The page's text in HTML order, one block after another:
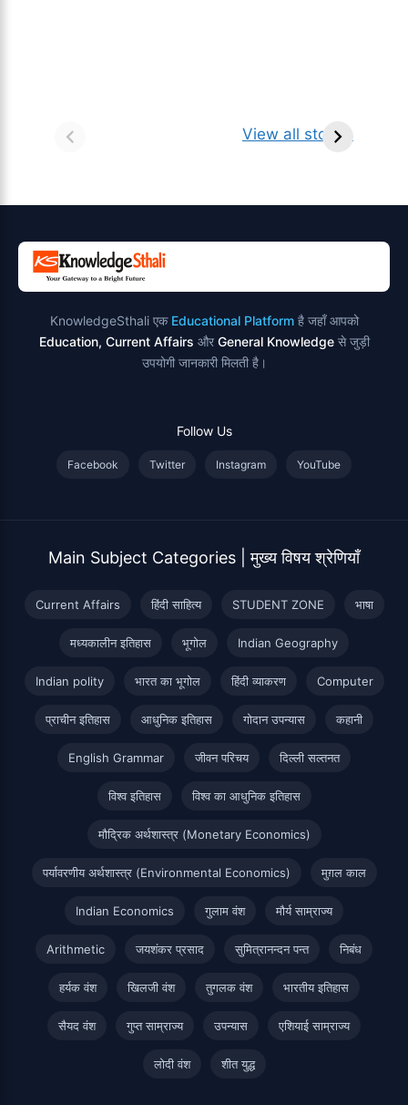
View all stories
किसे कहते है?
ज्योतिर्लिंग | नाम,
KnowledgeSthali एक Educational Platformहै जहाँ आपको
Education, Current Affairs और General Knowledgeसे जुड़ी
उपयोगी जानकारी मिलती है।
Follow Us
Facebook Twitter Instagram YouTube
Main Subject Categories | मुख्य विषय श्रेणियाँ
Current Affairs हिंदी साहित्य STUDENT ZONE भाषा
मध्यकालीन इतिहास भूगोल Indian Geography
Indian polity भारत का भूगोल हिंदी व्याकरण Computer
प्राचीन इतिहास आधुनिक इतिहास गोदान उपन्यास कहानी
English Grammar जीवन परिचय दिल्ली सल्तनत
विश्व इतिहास विश्व का आधुनिक इतिहास
मौद्रिक अर्थशास्त्र (Monetary Economics)
पर्यावरणीय अर्थशास्त्र (Environmental Economics) मुग़ल काल
Indian Economics गुलाम वंश मौर्य साम्राज्य
Arithmetic जयशंकर प्रसाद सुमित्रानन्दन पन्त निबंध
हर्यक वंश खिलजी वंश तुगलक वंश भारतीय इतिहास
सैयद वंश गुप्त साम्राज्य उपन्यास एशियाई साम्राज्य
लोदी वंश शीत युद्ध